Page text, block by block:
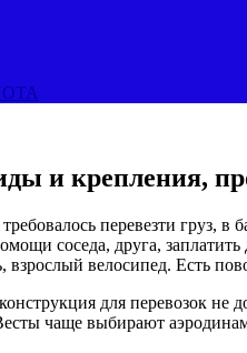
и крепления,
перевезти
соседа, друга,
взрослый велосипед. Есть
для перевозок не
чаще выбирают